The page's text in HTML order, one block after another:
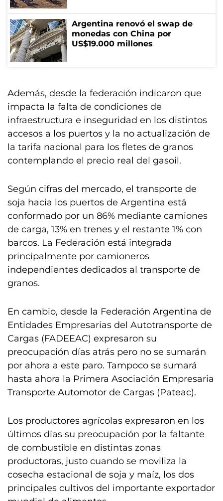
Argentina renovó el swap de
monedas con China por
US$19.000 millones
Además, desde la federación indicaron que
impacta la falta de condiciones de
infraestructura e inseguridad en los distintos
accesos a los puertos y la no actualización de
la tarifa nacional para los fletes de granos
contemplando el precio real del gasoil.
Según cifras del mercado, el transporte de
soja hacia los puertos de Argentina está
conformado por un 86% mediante camiones
de carga, 13% en trenes y el restante 1% con
barcos. La Federación está integrada
principalmente por camioneros
independientes dedicados al transporte de
granos.
En cambio, desde la Federación Argentina de
Entidades Empresarias del Autotransporte de
Cargas (FADEEAC) expresaron su
preocupación días atrás pero no se sumarán
por ahora a este paro. Tampoco se sumará
hasta ahora la Primera Asociación Empresaria
Transporte Automotor de Cargas (Pateac).
Los productores agrícolas expresaron en los
últimos días su preocupación por la faltante
de combustible en distintas zonas
productoras, justo cuando se moviliza la
cosecha estacional de soja y maíz, los dos
principales cultivos del importante exportador